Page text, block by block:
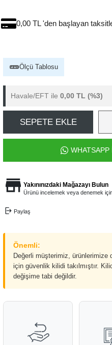
0,00 TL 'den başlayan
Ölçü Tablosu
Havale/EFT ile 0,00 TL (%3)
SEPETE EKLE
WHATSAPP
Yakınınızdaki Mağazayı Bulun
Ürünü incelemek veya denemek
Paylaş
Önemli:
Değerli müşterimiz, ürünlerimize
için güvenlik kilidi takılmıştır.
değişime tabi değildir.